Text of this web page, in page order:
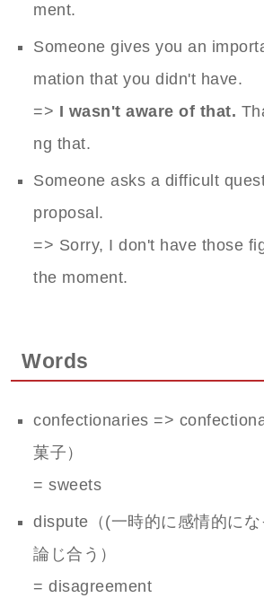
ment.
Someone gives you an
mation that you didn't have.
=> I wasn't aware of that.
ng that.
Someone asks a difficult
proposal.
=> Sorry, I don't have those
the moment.
Words
confectionaries =>
菓子）
= sweets
dispute（(一時的に感情的にな
論じ合う）
= disagreement